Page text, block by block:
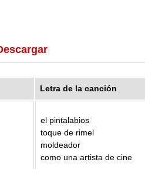
Letra de la canción
el pintalabios
toque de rimel
moldeador
como una artista de cine